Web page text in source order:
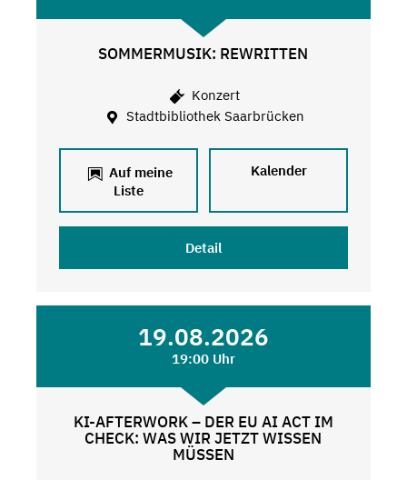
SOMMERMUSIK: REWRITTEN
Konzert
Stadtbibliothek Saarbrücken
Auf meine
Liste
Kalender
Detail
19.08.2026
19:00 Uhr
KI-AFTERWORK – DER EU AI ACT IM
CHECK: WAS WIR JETZT WISSEN
MÜSSEN